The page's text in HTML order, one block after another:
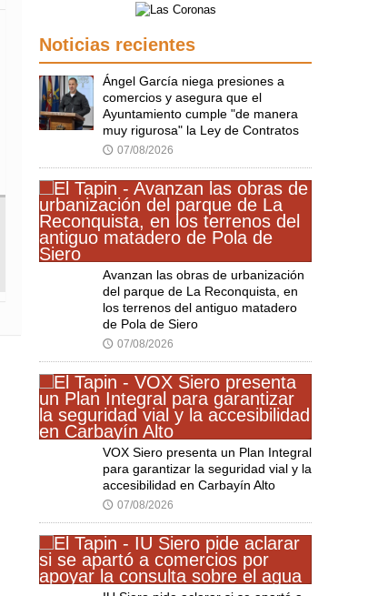
Noticias recientes
Ángel García niega presiones a
comercios y asegura que el
Ayuntamiento cumple "de manera
muy rigurosa" la Ley de Contratos
🕔 07/08/2026
Avanzan las obras de urbanización
del parque de La Reconquista, en
los terrenos del antiguo matadero
de Pola de Siero
🕔 07/08/2026
VOX Siero presenta un Plan Integral
para garantizar la seguridad vial y la
accesibilidad en Carbayín Alto
🕔 07/08/2026